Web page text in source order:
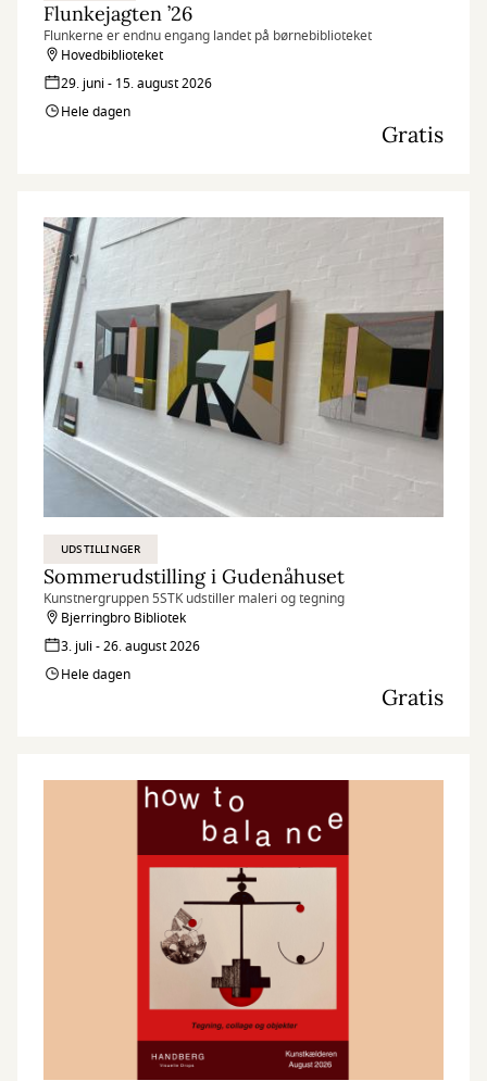
Flunkejagten ’26
Flunkerne er endnu engang landet på børnebiblioteket
Hovedbiblioteket
29. juni - 15. august 2026
Hele dagen
Gratis
UDSTILLINGER
Sommerudstilling i Gudenåhuset
Kunstnergruppen 5STK udstiller maleri og tegning
Bjerringbro Bibliotek
3. juli - 26. august 2026
Hele dagen
Gratis